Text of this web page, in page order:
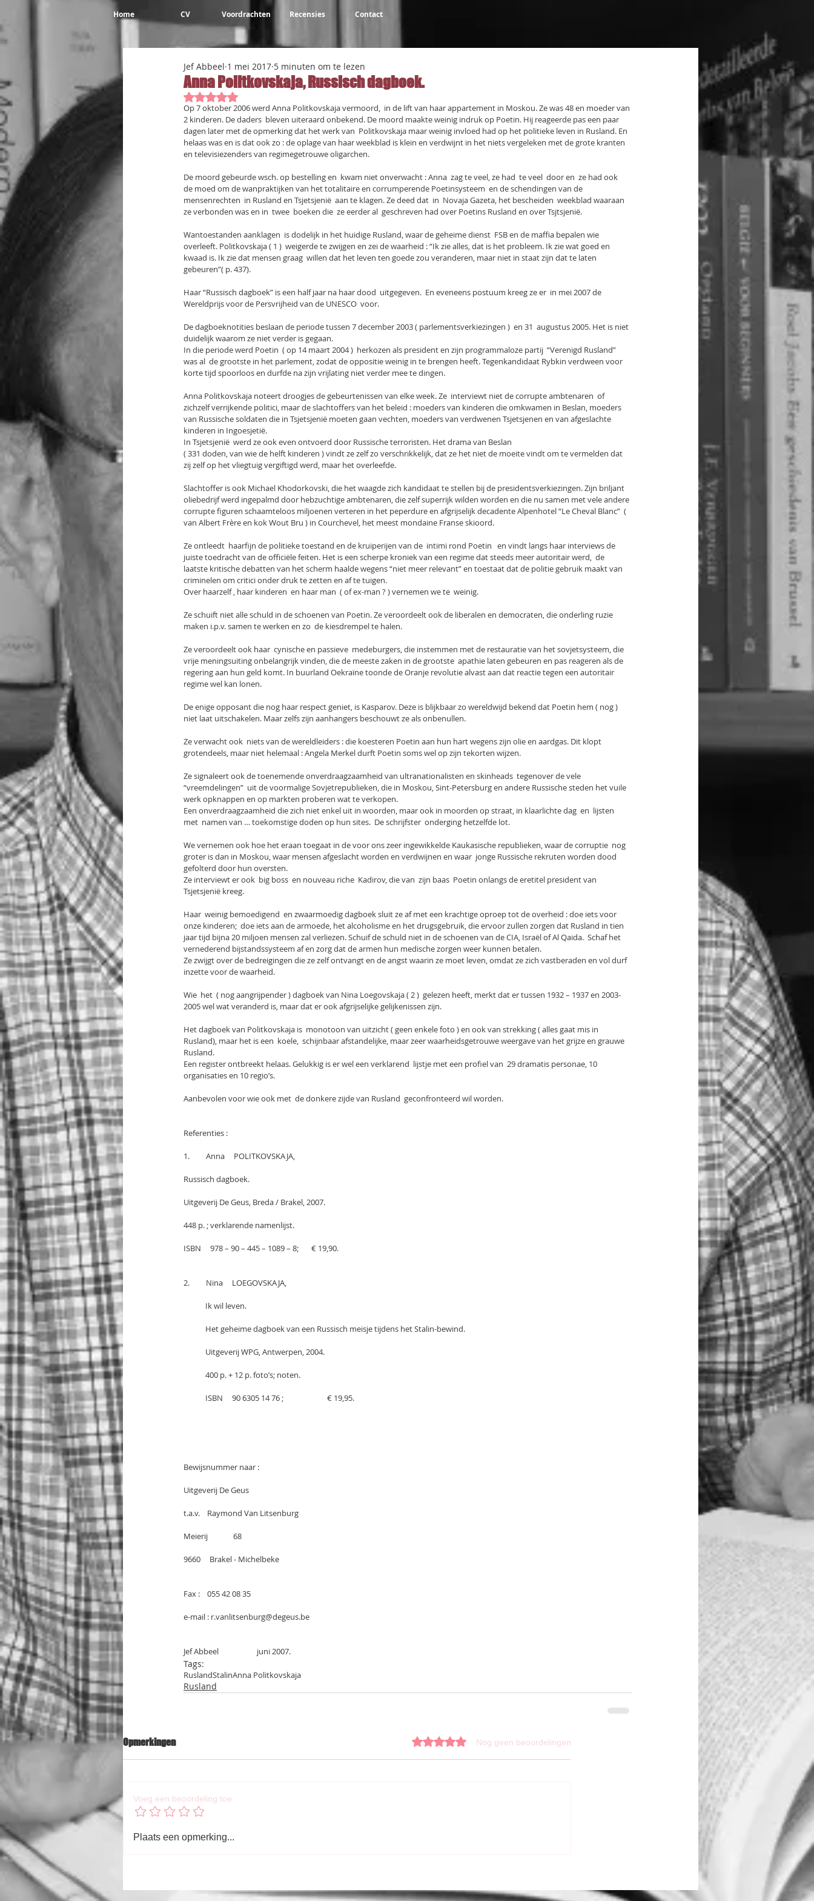
Home CV Voordrachten Recensies Contact
Anna Politkovskaja, Russisch dagboek.
Jef Abbeel 1 mei 2017 5 minuten om te lezen
Beoordeeld met NaN uit 5 sterren.
Op 7 oktober 2006 werd Anna Politkovskaja vermoord,  in de lift van haar appartement in Moskou. Ze was 48 en moeder van
2 kinderen. De daders  bleven uiteraard onbekend. De moord maakte weinig indruk op Poetin. Hij reageerde pas een paar
dagen later met de opmerking dat het werk van  Politkovskaja maar weinig invloed had op het politieke leven in Rusland. En
helaas was en is dat ook zo : de oplage van haar weekblad is klein en verdwijnt in het niets vergeleken met de grote kranten
en televisiezenders van regimegetrouwe oligarchen.
De moord gebeurde wsch. op bestelling en  kwam niet onverwacht : Anna  zag te veel, ze had  te veel  door en  ze had ook
de moed om de wanpraktijken van het totalitaire en corrumperende Poetinsysteem  en de schendingen van de
mensenrechten  in Rusland en Tsjetsjenië  aan te klagen. Ze deed dat  in  Novaja Gazeta, het bescheiden  weekblad waaraan
ze verbonden was en in  twee  boeken die  ze eerder al  geschreven had over Poetins Rusland en over Tsjtsjenië.
Wantoestanden aanklagen  is dodelijk in het huidige Rusland, waar de geheime dienst  FSB en de maffia bepalen wie
overleeft. Politkovskaja ( 1 )  weigerde te zwijgen en zei de waarheid : “Ik zie alles, dat is het probleem. Ik zie wat goed en
kwaad is. Ik zie dat mensen graag  willen dat het leven ten goede zou veranderen, maar niet in staat zijn dat te laten
gebeuren”( p. 437).
Haar “Russisch dagboek” is een half jaar na haar dood  uitgegeven.  En eveneens postuum kreeg ze er  in mei 2007 de
Wereldprijs voor de Persvrijheid van de UNESCO  voor.
De dagboeknotities beslaan de periode tussen 7 december 2003 ( parlementsverkiezingen )  en 31  augustus 2005. Het is niet
duidelijk waarom ze niet verder is gegaan.
In die periode werd Poetin  ( op 14 maart 2004 )  herkozen als president en zijn programmaloze partij  “Verenigd Rusland”
was al  de grootste in het parlement, zodat de oppositie weinig in te brengen heeft. Tegenkandidaat Rybkin verdween voor
korte tijd spoorloos en durfde na zijn vrijlating niet verder mee te dingen.
Anna Politkovskaja noteert droogjes de gebeurtenissen van elke week. Ze  interviewt niet de corrupte ambtenaren  of
zichzelf verrijkende politici, maar de slachtoffers van het beleid : moeders van kinderen die omkwamen in Beslan, moeders
van Russische soldaten die in Tsjetsjenië moeten gaan vechten, moeders van verdwenen Tsjetsjenen en van afgeslachte
kinderen in Ingoesjetië.
In Tsjetsjenië  werd ze ook even ontvoerd door Russische terroristen. Het drama van Beslan
( 331 doden, van wie de helft kinderen ) vindt ze zelf zo verschrikkelijk, dat ze het niet de moeite vindt om te vermelden dat
zij zelf op het vliegtuig vergiftigd werd, maar het overleefde.
Slachtoffer is ook Michael Khodorkovski, die het waagde zich kandidaat te stellen bij de presidentsverkiezingen. Zijn briljant
oliebedrijf werd ingepalmd door hebzuchtige ambtenaren, die zelf superrijk wilden worden en die nu samen met vele andere
corrupte figuren schaamteloos miljoenen verteren in het peperdure en afgrijselijk decadente Alpenhotel “Le Cheval Blanc”  (
van Albert Frère en kok Wout Bru ) in Courchevel, het meest mondaine Franse skioord.
Ze ontleedt  haarfijn de politieke toestand en de kruiperijen van de  intimi rond Poetin   en vindt langs haar interviews de
juiste toedracht van de officiële feiten. Het is een scherpe kroniek van een regime dat steeds meer autoritair werd,  de
laatste kritische debatten van het scherm haalde wegens “niet meer relevant” en toestaat dat de politie gebruik maakt van
criminelen om critici onder druk te zetten en af te tuigen.
Over haarzelf , haar kinderen  en haar man  ( of ex-man ? ) vernemen we te  weinig.
Ze schuift niet alle schuld in de schoenen van Poetin. Ze veroordeelt ook de liberalen en democraten, die onderling ruzie
maken i.p.v. samen te werken en zo  de kiesdrempel te halen.
Ze veroordeelt ook haar  cynische en passieve  medeburgers, die instemmen met de restauratie van het sovjetsysteem, die
vrije meningsuiting onbelangrijk vinden, die de meeste zaken in de grootste  apathie laten gebeuren en pas reageren als de
regering aan hun geld komt. In buurland Oekraïne toonde de Oranje revolutie alvast aan dat reactie tegen een autoritair
regime wel kan lonen.
De enige opposant die nog haar respect geniet, is Kasparov. Deze is blijkbaar zo wereldwijd bekend dat Poetin hem ( nog )
niet laat uitschakelen. Maar zelfs zijn aanhangers beschouwt ze als onbenullen.
Ze verwacht ook  niets van de wereldleiders : die koesteren Poetin aan hun hart wegens zijn olie en aardgas. Dit klopt
grotendeels, maar niet helemaal : Angela Merkel durft Poetin soms wel op zijn tekorten wijzen.
Ze signaleert ook de toenemende onverdraagzaamheid van ultranationalisten en skinheads  tegenover de vele
“vreemdelingen”  uit de voormalige Sovjetrepublieken, die in Moskou, Sint-Petersburg en andere Russische steden het vuile
werk opknappen en op markten proberen wat te verkopen.
Een onverdraagzaamheid die zich niet enkel uit in woorden, maar ook in moorden op straat, in klaarlichte dag  en  lijsten
met  namen van … toekomstige doden op hun sites.  De schrijfster  onderging hetzelfde lot.
We vernemen ook hoe het eraan toegaat in de voor ons zeer ingewikkelde Kaukasische republieken, waar de corruptie  nog
groter is dan in Moskou, waar mensen afgeslacht worden en verdwijnen en waar  jonge Russische rekruten worden dood
gefolterd door hun oversten.
Ze interviewt er ook  big boss  en nouveau riche  Kadirov, die van  zijn baas  Poetin onlangs de eretitel president van
Tsjetsjenië kreeg.
Haar  weinig bemoedigend  en zwaarmoedig dagboek sluit ze af met een krachtige oproep tot de overheid : doe iets voor
onze kinderen;  doe iets aan de armoede, het alcoholisme en het drugsgebruik, die ervoor zullen zorgen dat Rusland in tien
jaar tijd bijna 20 miljoen mensen zal verliezen. Schuif de schuld niet in de schoenen van de CIA, Israël of Al Qaida.  Schaf het
vernederend bijstandssysteem af en zorg dat de armen hun medische zorgen weer kunnen betalen.
Ze zwijgt over de bedreigingen die ze zelf ontvangt en de angst waarin ze moet leven, omdat ze zich vastberaden en vol durf
inzette voor de waarheid.
Wie  het  ( nog aangrijpender ) dagboek van Nina Loegovskaja ( 2 )  gelezen heeft, merkt dat er tussen 1932 – 1937 en 2003-
2005 wel wat veranderd is, maar dat er ook afgrijselijke gelijkenissen zijn.
Het dagboek van Politkovskaja is  monotoon van uitzicht ( geen enkele foto ) en ook van strekking ( alles gaat mis in
Rusland), maar het is een  koele,  schijnbaar afstandelijke, maar zeer waarheidsgetrouwe weergave van het grijze en grauwe
Rusland.
Een register ontbreekt helaas. Gelukkig is er wel een verklarend  lijstje met een profiel van  29 dramatis personae, 10
organisaties en 10 regio’s.
Aanbevolen voor wie ook met  de donkere zijde van Rusland  geconfronteerd wil worden.
Referenties :
1.         Anna     POLITKOVSKAJA,
Russisch dagboek.
Uitgeverij De Geus, Breda / Brakel, 2007.
448 p. ; verklarende namenlijst.
ISBN     978 – 90 – 445 – 1089 – 8;       € 19,90.
2.         Nina     LOEGOVSKAJA,
            Ik wil leven.
            Het geheime dagboek van een Russisch meisje tijdens het Stalin-bewind.
            Uitgeverij WPG, Antwerpen, 2004.
            400 p. + 12 p. foto’s; noten.
            ISBN     90 6305 14 76 ;                        € 19,95.
Bewijsnummer naar :
Uitgeverij De Geus
t.a.v.    Raymond Van Litsenburg
Meierij              68
9660     Brakel - Michelbeke
Fax :    055 42 08 35
e-mail : r.vanlitsenburg@degeus.be
Jef Abbeel                     juni 2007.
Tags:
RuslandStalinAnna Politkovskaja
Rusland
Opmerkingen Beoordeeld met 0 uit 5 sterren.Nog geen beoordelingen
Voeg een beoordeling toe
Plaats een opmerking...